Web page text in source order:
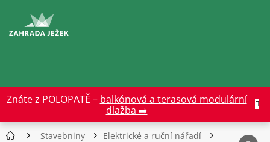
obsah
Znáte z POLOPATĚ – balkónová a terasová modulární
dlažba ➡️
Stavebniny
Elektrické a ruční nářadí